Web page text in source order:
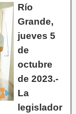
Río
Grande,
jueves 5
de
octubre
de 2023.-
La
legislador